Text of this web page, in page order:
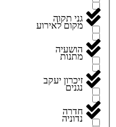
מקום לאירוע
מתנות
נגנים
נדוניה
גני תקוה
הושעיה
זיכרון יעקב
חדרה